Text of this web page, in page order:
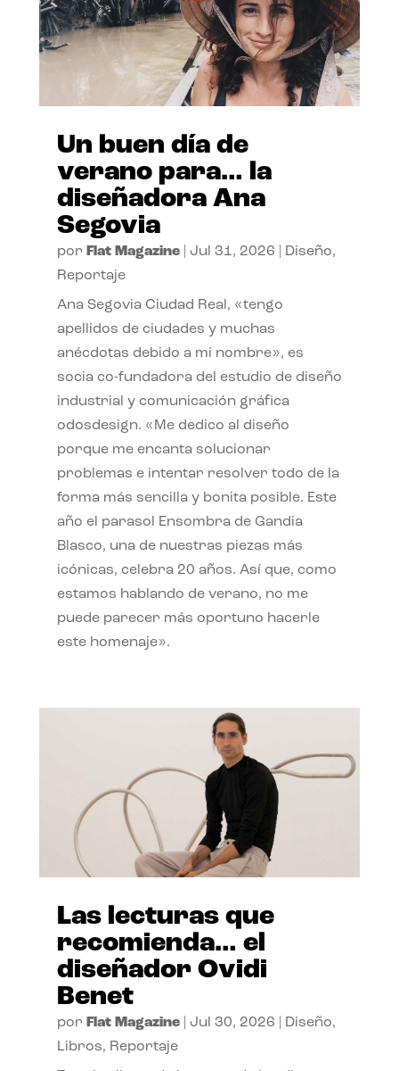
Un buen día de
verano para… la
diseñadora Ana
Segovia
por Flat Magazine| Jul 31, 2026 Diseño,
Reportaje
Ana Segovia Ciudad Real, «tengo
apellidos de ciudades y muchas
anécdotas debido a mi nombre», es
socia co-fundadora del estudio de diseño
industrial y comunicación gráfica
odosdesign. «Me dedico al diseño
porque me encanta solucionar
problemas e intentar resolver todo de la
forma más sencilla y bonita posible. Este
año el parasol Ensombra de Gandia
Blasco, una de nuestras piezas más
icónicas, celebra 20 años. Así que, como
estamos hablando de verano, no me
puede parecer más oportuno hacerle
este homenaje».
Las lecturas que
recomienda… el
diseñador Ovidi
Benet
por Flat Magazine| Jul 30, 2026 Diseño,
Libros, Reportaje